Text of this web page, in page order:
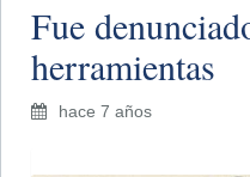
Fue
herramientas
hace 7 años